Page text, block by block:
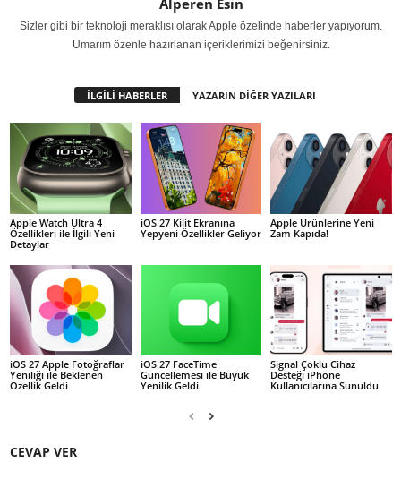
Alperen Esin
Sizler gibi bir teknoloji meraklısı olarak Apple özelinde haberler yapıyorum.
Umarım özenle hazırlanan içeriklerimizi beğenirsiniz.
İLGİLİ HABERLER YAZARIN DİĞER YAZILARI
Apple Watch Ultra 4
Özellikleri ile İlgili Yeni
Detaylar
iOS 27 Kilit Ekranına
Yepyeni Özellikler Geliyor
Apple Ürünlerine Yeni
Zam Kapıda!
iOS 27 Apple Fotoğraflar
Yeniliği ile Beklenen
Özellik Geldi
iOS 27 FaceTime
Güncellemesi ile Büyük
Yenilik Geldi
Signal Çoklu Cihaz
Desteği iPhone
Kullanıcılarına Sunuldu
CEVAP VER